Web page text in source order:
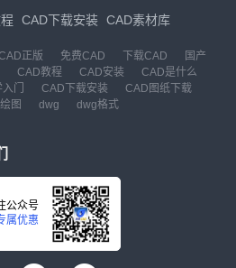
CAD下载安装 CAD素材库
正版 免费CAD 下载CAD
国产
CAD教程 CAD安装
CAD是什么
门 CAD下载安装
CAD图纸下载
图 dwg dwg格式
公众号
属优惠